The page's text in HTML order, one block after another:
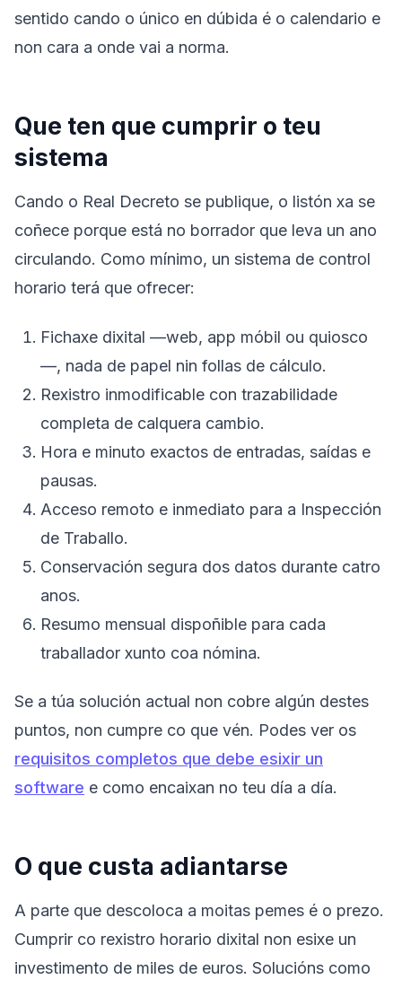
sentido cando o único en dúbida é o calendario e
non cara a onde vai a norma.
Que ten que cumprir o teu
sistema
Cando o Real Decreto se publique, o listón xa se
coñece porque está no borrador que leva un ano
circulando. Como mínimo, un sistema de control
horario terá que ofrecer:
Fichaxe dixital —web, app móbil ou quiosco
—, nada de papel nin follas de cálculo.
Rexistro inmodificable con trazabilidade
completa de calquera cambio.
Hora e minuto exactos de entradas, saídas e
pausas.
Acceso remoto e inmediato para a Inspección
de Traballo.
Conservación segura dos datos durante catro
anos.
Resumo mensual dispoñible para cada
traballador xunto coa nómina.
Se a túa solución actual non cobre algún destes
puntos, non cumpre co que vén. Podes ver os
requisitos completos que debe esixir un
software e como encaixan no teu día a día.
O que custa adiantarse
A parte que descoloca a moitas pemes é o prezo.
Cumprir co rexistro horario dixital non esixe un
investimento de miles de euros. Solucións como